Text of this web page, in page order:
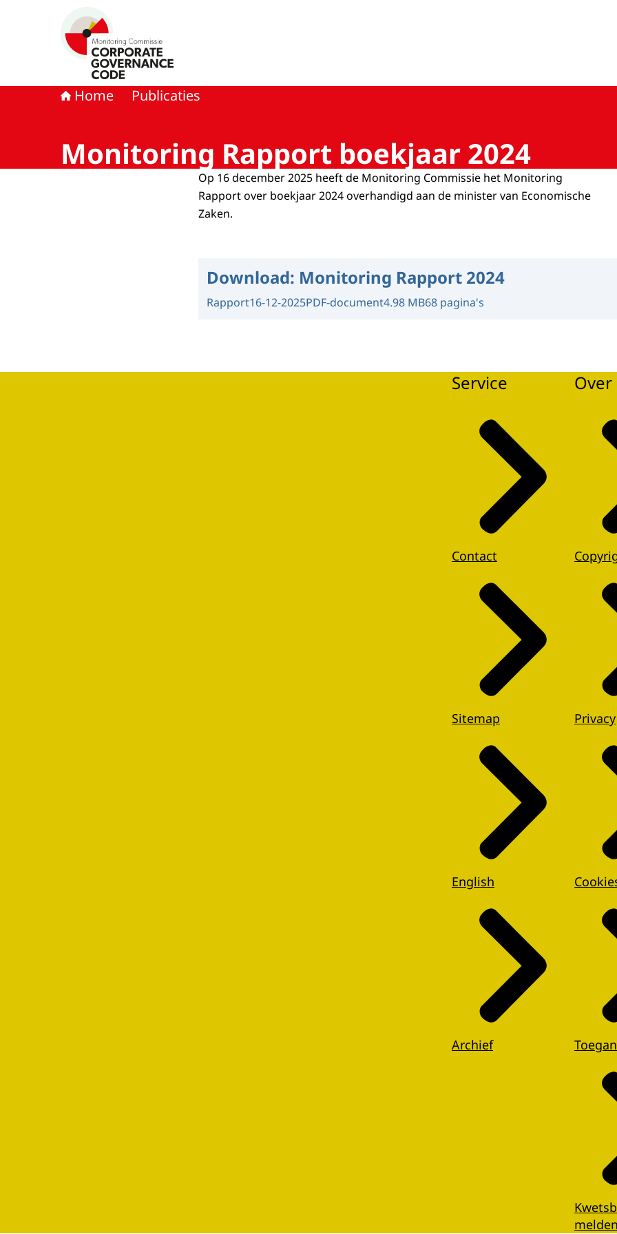
Home Publicaties
Monitoring Rapport boekjaar 2024
Op 16 december 2025 heeft de Monitoring Commissie het Monitoring
Rapport over boekjaar 2024 overhandigd aan de minister van Economische
Zaken.
Download: Monitoring Rapport 2024
Rapport16-12-2025PDF-document4.98 MB68 pagina's
Service
Contact
Sitemap
English
Archief
Privacy